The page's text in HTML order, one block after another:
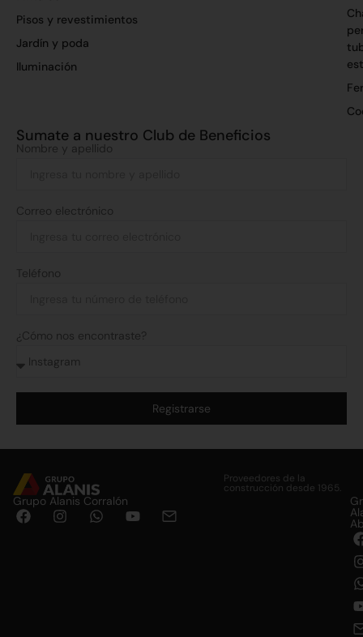
Pisos y revestimientos
Jardín y poda
Iluminación
Sumate a nuestro Club de Beneficios
Nombre y apellido
Correo electrónico
Teléfono
¿Cómo nos encontraste?
Registrarse
Proveedores de la
construcción desde 1965.
Grupo Alanis Corralón